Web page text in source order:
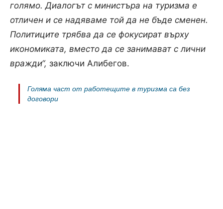
голямо. Диалогът с министъра на туризма е
отличен и се надяваме той да не бъде сменен.
Политиците трябва да се фокусират върху
икономиката, вместо да се занимават с лични
вражди“, заключи Алибегов.
Голяма част от работещите в туризма са без
договори